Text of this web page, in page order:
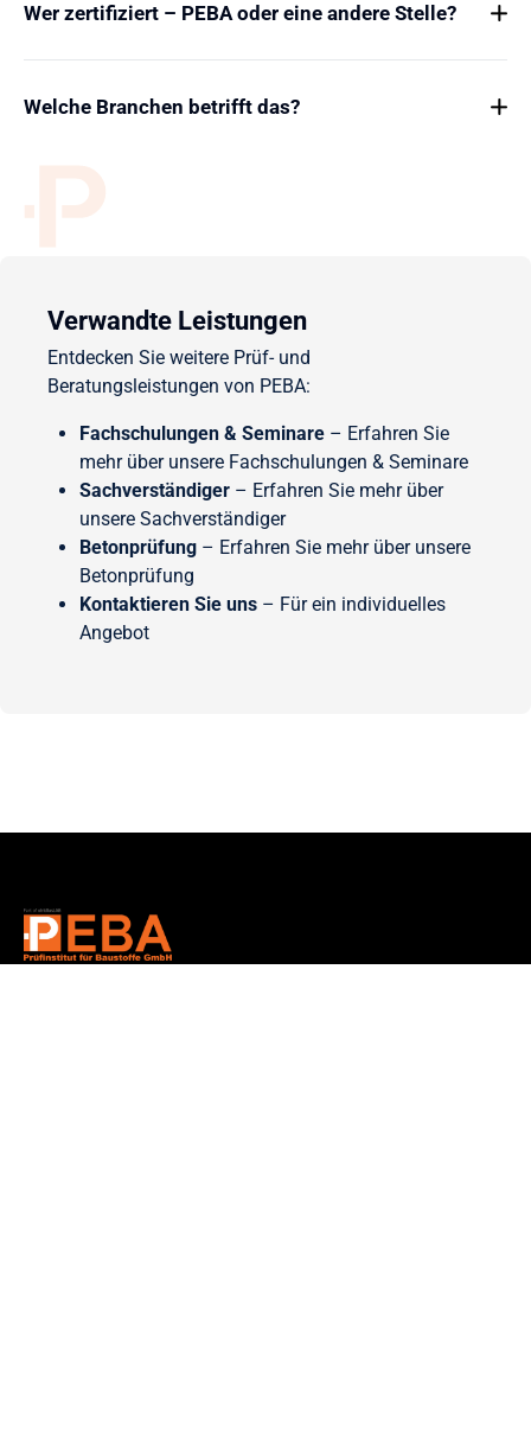
Wer zertifiziert – PEBA oder eine andere Stelle?
Welche Branchen betrifft das?
Verwandte Leistungen
Entdecken Sie weitere Prüf- und
Beratungsleistungen von PEBA:
Fachschulungen & Seminare – Erfahren Sie
mehr über unsere Fachschulungen & Seminare
Sachverständiger – Erfahren Sie mehr über
unsere Sachverständiger
Betonprüfung – Erfahren Sie mehr über unsere
Betonprüfung
Kontaktieren Sie uns – Für ein individuelles
Angebot